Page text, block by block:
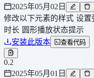
2025年05月02日
修改以下元素的样式 设
时长 圆形播放状态提示
安装此版本 查看代码
0.2
2025年05月01日